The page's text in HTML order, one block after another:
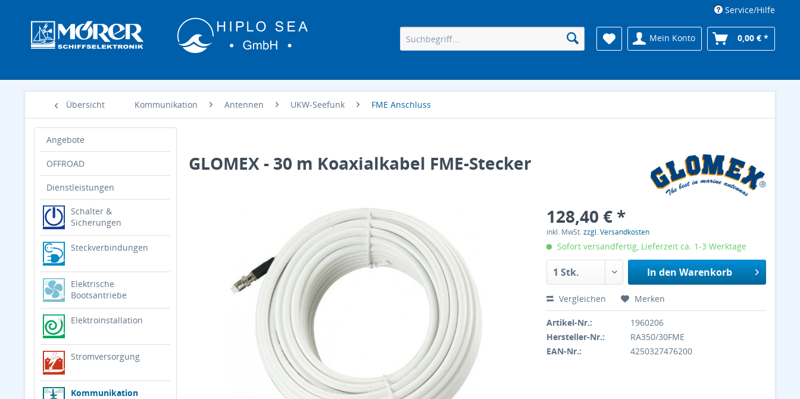
Service/Hilfe
Mein Konto 0,00 € *
Übersicht Kommunikation Antennen UKW-Seefunk FME Anschluss
Angebote
OFFROAD
Dienstleistungen
Schalter &
Sicherungen
Steckverbindungen
Elektrische
Bootsantriebe
Elektroinstallation
Stromversorgung
Kommunikation
GLOMEX - 30 m Koaxialkabel FME-Stecker
128,40 € *
inkl. MwSt.zzgl. Versandkosten
Sofort versandfertig, Lieferzeit ca. 1-3 Werktage
In den Warenkorb
Vergleichen Merken
Artikel-Nr.:
1960206
Hersteller-Nr.:
RA350/30FME
EAN-Nr.:
4250327476200